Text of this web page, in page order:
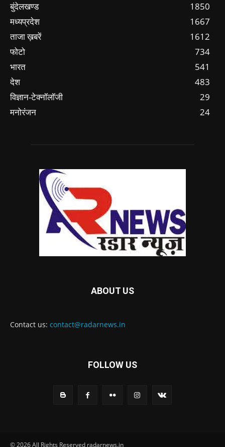
बुंदेलखण्ड
1850
मध्यप्रदेश
1667
ताजा ख़बरें
1612
फोटो
734
भारत
541
देश
483
विज्ञान-टेक्नॉलॉजी
29
मनोरंजन
24
ABOUT US
Contact us: contact@radarnews.in
FOLLOW US
© 2026 All Rights Reserved radarnews.in